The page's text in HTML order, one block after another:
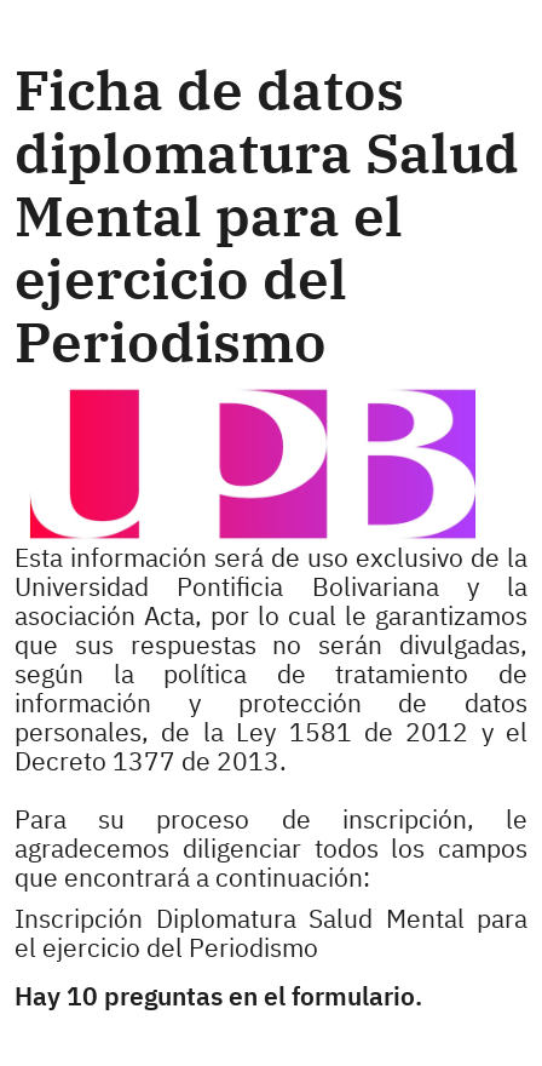
Ficha de datos
diplomatura Salud
Mental para el
ejercicio del
Periodismo
Esta información será de uso exclusivo de la
Universidad Pontificia Bolivariana y la
asociación Acta, por lo cual le garantizamos
que sus respuestas no serán divulgadas,
según la política de tratamiento de
información y protección de datos
personales, de la Ley 1581 de 2012 y el
Decreto 1377 de 2013.
Para su proceso de inscripción, le
agradecemos diligenciar todos los campos
que encontrará a continuación:
Inscripción Diplomatura Salud Mental para
el ejercicio del Periodismo
Hay 10 preguntas en el formulario.